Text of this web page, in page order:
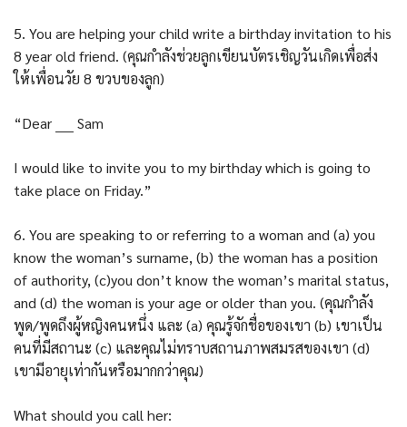
5. You are helping your child write a birthday invitation to his
8 year old friend. (คุณกำลังช่วยลูกเขียนบัตรเชิญวันเกิดเพื่อส่ง
ให้เพื่อนวัย 8 ขวบของลูก)
“Dear ____ Sam
I would like to invite you to my birthday which is going to
take place on Friday.”
6. You are speaking to or referring to a woman and (a) you
know the woman’s surname, (b) the woman has a position
of authority, (c)you don’t know the woman’s marital status,
and (d) the woman is your age or older than you. (คุณกำลัง
พูด/พูดถึงผู้หญิงคนหนึ่ง และ (a) คุณรู้จักชื่อของเขา (b) เขาเป็น
คนที่มีสถานะ (c) และคุณไม่ทราบสถานภาพสมรสของเขา (d)
เขามีอายุเท่ากันหรือมากกว่าคุณ)
What should you call her: